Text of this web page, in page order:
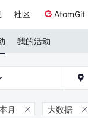
社区 AtomGit
我的活动

月  大数据 